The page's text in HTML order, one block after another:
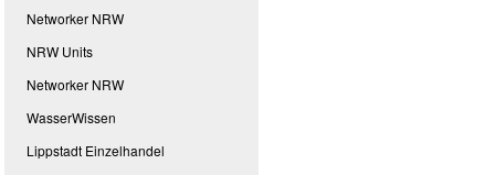
Networker NRW
NRW Units
Networker NRW
WasserWissen
Lippstadt Einzelhandel